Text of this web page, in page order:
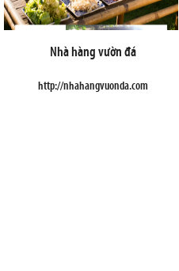
Nhà hàng vườn đá
http://nhahangvuonda.com